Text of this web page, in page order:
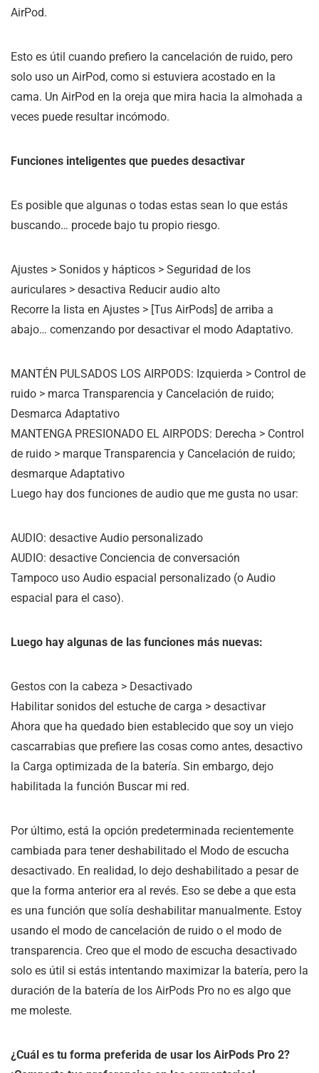
AirPod.
Esto es útil cuando prefiero la cancelación de ruido, pero
solo uso un AirPod, como si estuviera acostado en la
cama. Un AirPod en la oreja que mira hacia la almohada a
veces puede resultar incómodo.
Funciones inteligentes que puedes desactivar
Es posible que algunas o todas estas sean lo que estás
buscando… procede bajo tu propio riesgo.
Ajustes > Sonidos y hápticos > Seguridad de los
auriculares > desactiva Reducir audio alto
Recorre la lista en Ajustes > [Tus AirPods] de arriba a
abajo… comenzando por desactivar el modo Adaptativo.
MANTÉN PULSADOS LOS AIRPODS: Izquierda > Control de
ruido > marca Transparencia y Cancelación de ruido;
Desmarca Adaptativo
MANTENGA PRESIONADO EL AIRPODS: Derecha > Control
de ruido > marque Transparencia y Cancelación de ruido;
desmarque Adaptativo
Luego hay dos funciones de audio que me gusta no usar:
AUDIO: desactive Audio personalizado
AUDIO: desactive Conciencia de conversación
Tampoco uso Audio espacial personalizado (o Audio
espacial para el caso).
Luego hay algunas de las funciones más nuevas:
Gestos con la cabeza > Desactivado
Habilitar sonidos del estuche de carga > desactivar
Ahora que ha quedado bien establecido que soy un viejo
cascarrabias que prefiere las cosas como antes, desactivo
la Carga optimizada de la batería. Sin embargo, dejo
habilitada la función Buscar mi red.
Por último, está la opción predeterminada recientemente
cambiada para tener deshabilitado el Modo de escucha
desactivado. En realidad, lo dejo deshabilitado a pesar de
que la forma anterior era al revés. Eso se debe a que esta
es una función que solía deshabilitar manualmente. Estoy
usando el modo de cancelación de ruido o el modo de
transparencia. Creo que el modo de escucha desactivado
solo es útil si estás intentando maximizar la batería, pero la
duración de la batería de los AirPods Pro no es algo que
me moleste.
¿Cuál es tu forma preferida de usar los AirPods Pro 2?